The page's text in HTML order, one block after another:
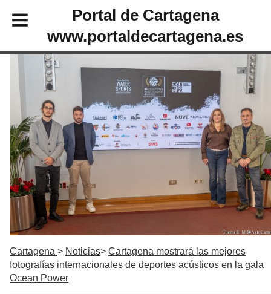
Portal de Cartagena
www.portaldecartagena.es
Cartagena Noticias
Cartagena mostrará las mejores
fotografías internacionales de deportes acústicos en la gala
Ocean Power